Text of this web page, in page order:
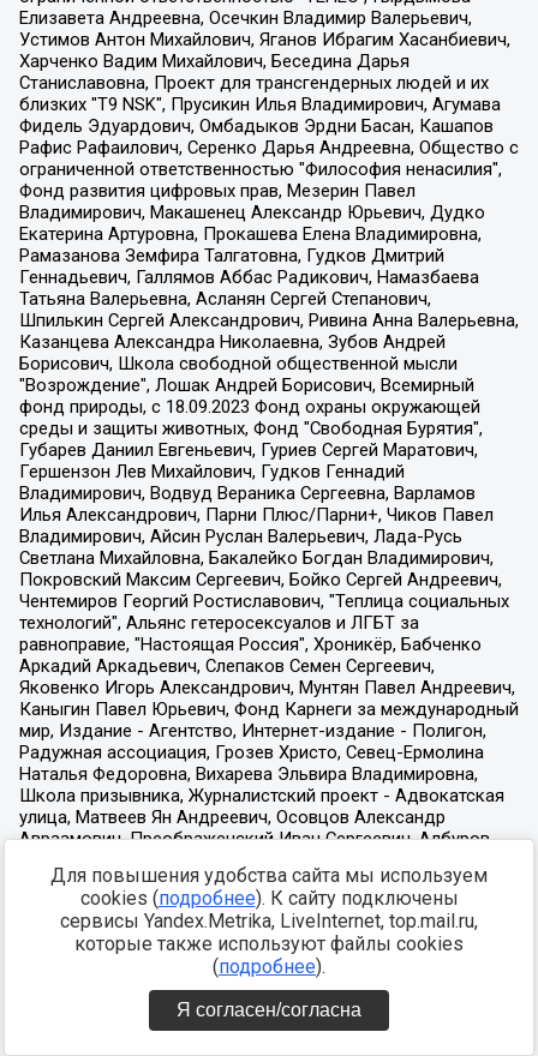
Для повышения удобства сайта мы используем
cookies (подробнее). К сайту подключены
сервисы Yandex.Metrika, LiveInternet, top.mail.ru,
которые также используют файлы cookies
(подробнее).
Я согласен/согласна